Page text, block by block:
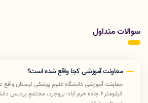
سوالات متداول
معاونت آموزشی کجا واقع شده است؟
معاونت آموزشی دانشگاه علوم پزشکی لرستان واقع در
كيلومتر٤ جاده خرم آباد- بروجرد، مجتمع